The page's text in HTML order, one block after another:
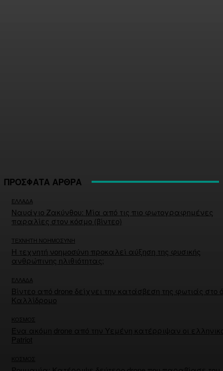
ΠΡΟΣΦΑΤΑ ΑΡΘΡΑ
ΕΛΛΑΔΑ
Ναυάγιο Ζακύνθου: Μία από τις πιο φωτογραφημένες
παραλίες στον κόσμο (βίντεο)
ΤΕΧΝΗΤΗ ΝΟΗΜΟΣΥΝΗ
Η τεχνητή νοημοσύνη προκαλεί αύξηση της φυσικής
ανθρώπινης ηλιθιότητας;
ΕΛΛΑΔΑ
Βίντεο από drone δείχνει την κατάσβεση της φωτιάς στο
Καλλίδρομο
ΚΟΣΜΟΣ
Ένα ακόμη drone από την Υεμένη κατέρριψαν οι
Patriot